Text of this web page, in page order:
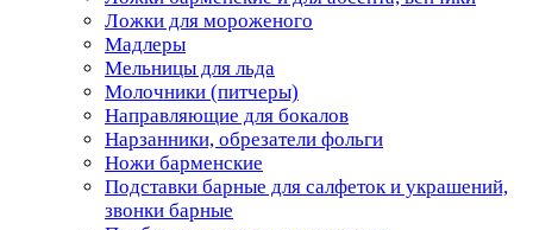
Ложки для мороженого
Мадлеры
Мельницы для льда
Молочники (питчеры)
Направляющие для бокалов
Нарзанники, обрезатели фольги
Ножи барменские
Подставки барные для салфеток и украшений,
звонки барные